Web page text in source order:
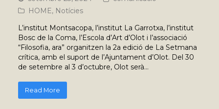
HOME, Notícies
L’institut Montsacopa, l’institut La Garrotxa, l’institut
Bosc de la Coma, l’Escola d’Art d’Olot i l’associació
“Filosofia, ara” organitzen la 2a edició de La Setmana
crítica, amb el suport de l’Ajuntament d’Olot. Del 30
de setembre al 3 d’octubre, Olot serà…
Read More